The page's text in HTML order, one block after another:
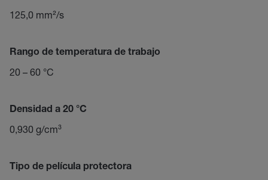
125,0 mm²/s
Rango de temperatura de trabajo
20 – 60 °C
Densidad a 20 °C
0,930 g/cm³
Tipo de película protectora